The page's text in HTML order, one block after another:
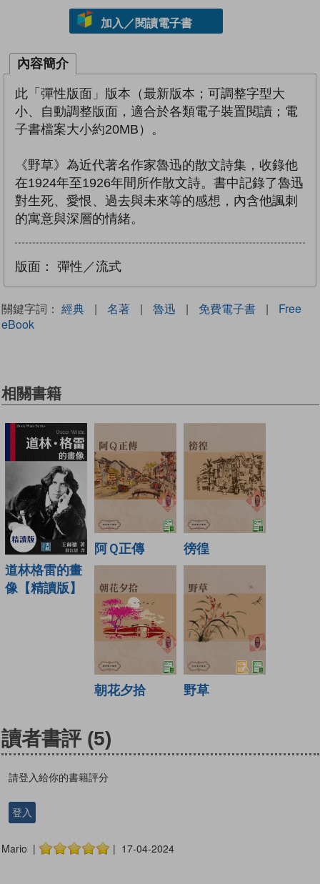
加入／閱讀電子書
內容簡介
此「彈性版面」版本（最新版本；可調整字型大
小、自動調整版面，適合於各類電子裝置閱讀；電
子書檔案大小約20MB）。
《野草》為近代著名作家魯迅的散文詩集，收錄他
在1924年至1926年間所作散文詩。書中記錄了魯迅
對生死、愛恨、過去與未來等的感想，內含他諷刺
的寓意與深層的情緒。
版面： 彈性／流式
關鍵字詞： 經典 | 名著 | 魯迅 | 免費電子書 |
Free
eBook
相關書籍
道林格雷的畫
像【精讀版】
阿Ｑ正傳 徬徨
朝花夕拾 野草
讀者書評 (5)
請登入給你的書籍評分
登入
Mario | | 17-04-2024